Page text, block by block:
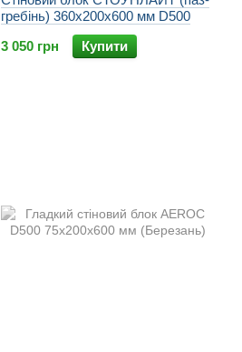
гребінь) 360х200х600 мм D500
3 050 грн
Купити